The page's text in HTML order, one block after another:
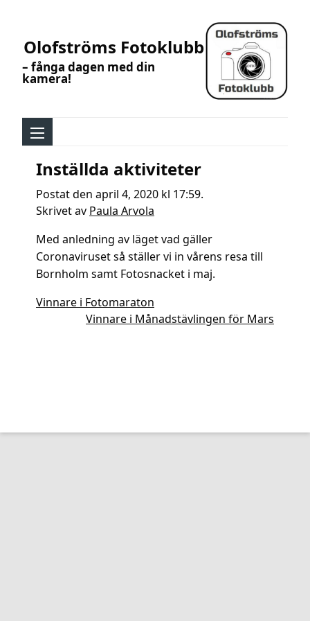
Olofströms Fotoklubb
– fånga dagen med din
kamera!
Inställda aktiviteter
Postat den april 4, 2020 kl 17:59.
Skrivet av Paula Arvola
Med anledning av läget vad gäller
Coronaviruset så ställer vi in vårens resa till
Bornholm samt Fotosnacket i maj.
Inläggsnavigering
Vinnare i Fotomaraton
Vinnare i Månadstävlingen för Mars